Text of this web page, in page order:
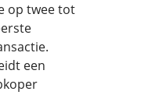
op twee tot
een